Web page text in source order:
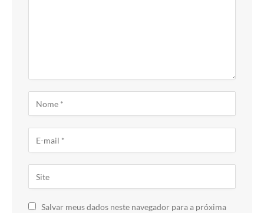
Salvar meus dados neste navegador para a próxima